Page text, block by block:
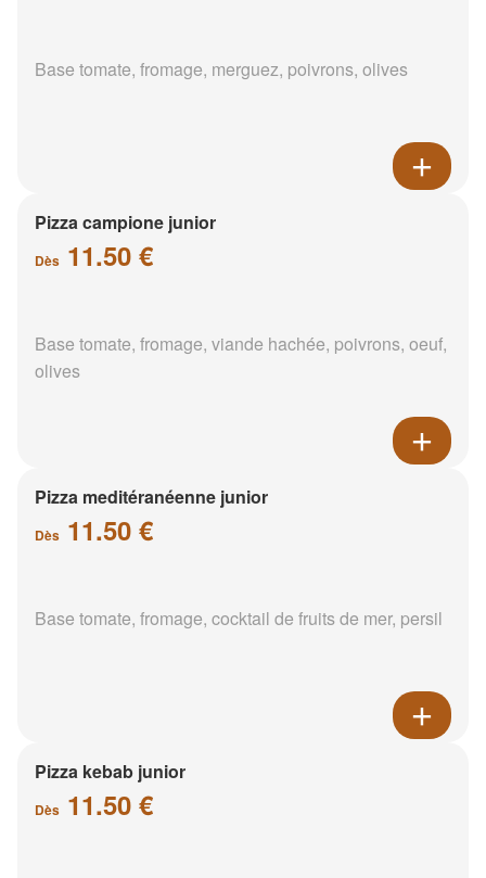
Base tomate, fromage, merguez, poivrons, olives
Pizza campione junior
Dès 11.50 €
Base tomate, fromage, viande hachée, poivrons, oeuf,
olives
Pizza meditéranéenne junior
Dès 11.50 €
Base tomate, fromage, cocktail de fruits de mer, persil
Pizza kebab junior
Dès 11.50 €